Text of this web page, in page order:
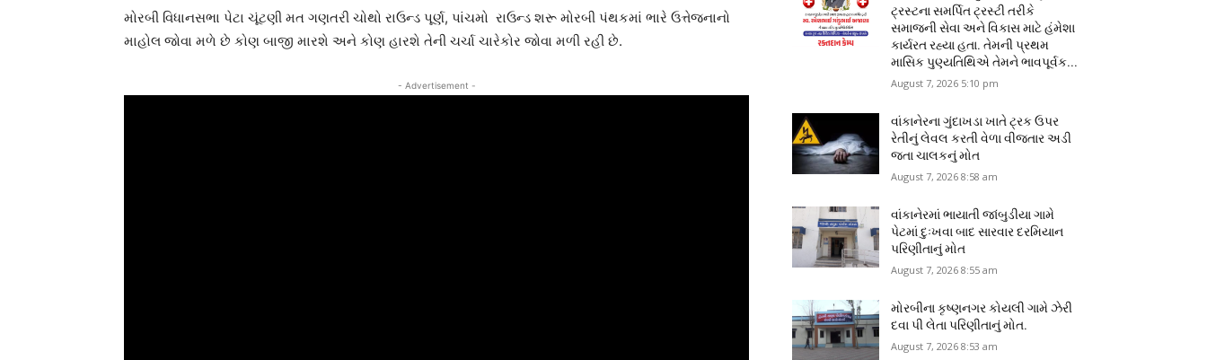
મોરબી વિધાનસભા પેટા ચૂંટણી મત ગણતરી ચોથો રાઉન્ડ પૂર્ણ, પાંચમો રાઉન્ડ શરૂ મોરબી પંથકમાં ભારે ઉત્તેજનાનો
માહોલ જોવા મળે છે કોણ બાજી મારશે અને કોણ હારશે તેની ચર્ચા ચારેકોર જોવા મળી રહી છે.
- Advertisement -
ટ્રસ્ટના સમર્પિત ટ્રસ્ટી તરીકે
સમાજની સેવા અને વિકાસ માટે હંમેશા
કાર્યરત રહ્યા હતા. તેમની પ્રથમ
માસિક પુણ્યતિથિએ તેમને ભાવપૂર્વક...
August 7, 2026 5:10 pm
વાંકાનેરના ગુંદાખડા ખાતે ટ્રક ઉપર
રેતીનું લેવલ કરતી વેળા વીજતાર અડી
જતા ચાલકનું મોત
August 7, 2026 8:58 am
વાંકાનેરમાં ભાયાતી જાંબુડીયા ગામે
પેટમાં દુઃખવા બાદ સારવાર દરમિયાન
પરિણીતાનું મોત
August 7, 2026 8:55 am
મોરબીના કૃષ્ણનગર કોયલી ગામે ઝેરી
દવા પી લેતા પરિણીતાનું મોત.
August 7, 2026 8:53 am